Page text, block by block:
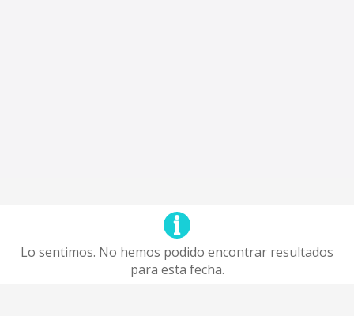
Lo sentimos. No hemos podido encontrar resultados
para esta fecha.